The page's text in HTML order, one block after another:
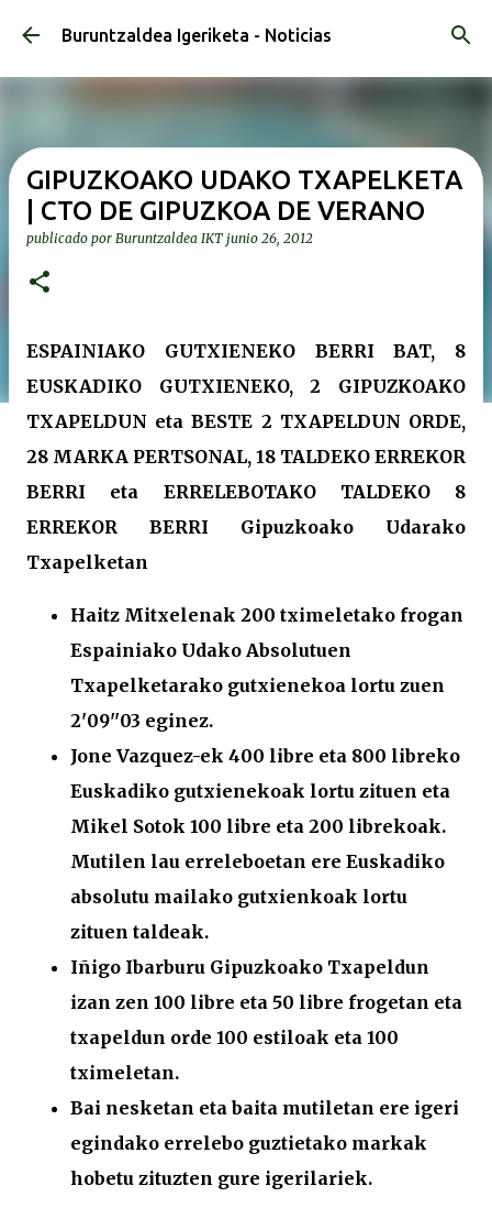
Ir al contenido principal
Buruntzaldea Igeriketa - Noticias
GIPUZKOAKO UDAKO TXAPELKETA
| CTO DE GIPUZKOA DE VERANO
publicado por Buruntzaldea IKT junio 26, 2012
ESPAINIAKO GUTXIENEKO BERRI BAT, 8
EUSKADIKO GUTXIENEKO, 2 GIPUZKOAKO
TXAPELDUN eta BESTE 2 TXAPELDUN ORDE,
28 MARKA PERTSONAL, 18 TALDEKO ERREKOR
BERRI eta ERRELEBOTAKO TALDEKO 8
ERREKOR BERRI Gipuzkoako Udarako
Txapelketan
Haitz Mitxelenak 200 tximeletako frogan
Espainiako Udako Absolutuen
Txapelketarako gutxienekoa lortu zuen
2'09''03 eginez.
Jone Vazquez-ek 400 libre eta 800 libreko
Euskadiko gutxienekoak lortu zituen eta
Mikel Sotok 100 libre eta 200 librekoak.
Mutilen lau erreleboetan ere Euskadiko
absolutu mailako gutxienkoak lortu
zituen taldeak.
Iñigo Ibarburu Gipuzkoako Txapeldun
izan zen 100 libre eta 50 libre frogetan eta
txapeldun orde 100 estiloak eta 100
tximeletan.
Bai nesketan eta baita mutiletan ere igeri
egindako errelebo guztietako markak
hobetu zituzten gure igerilariek.